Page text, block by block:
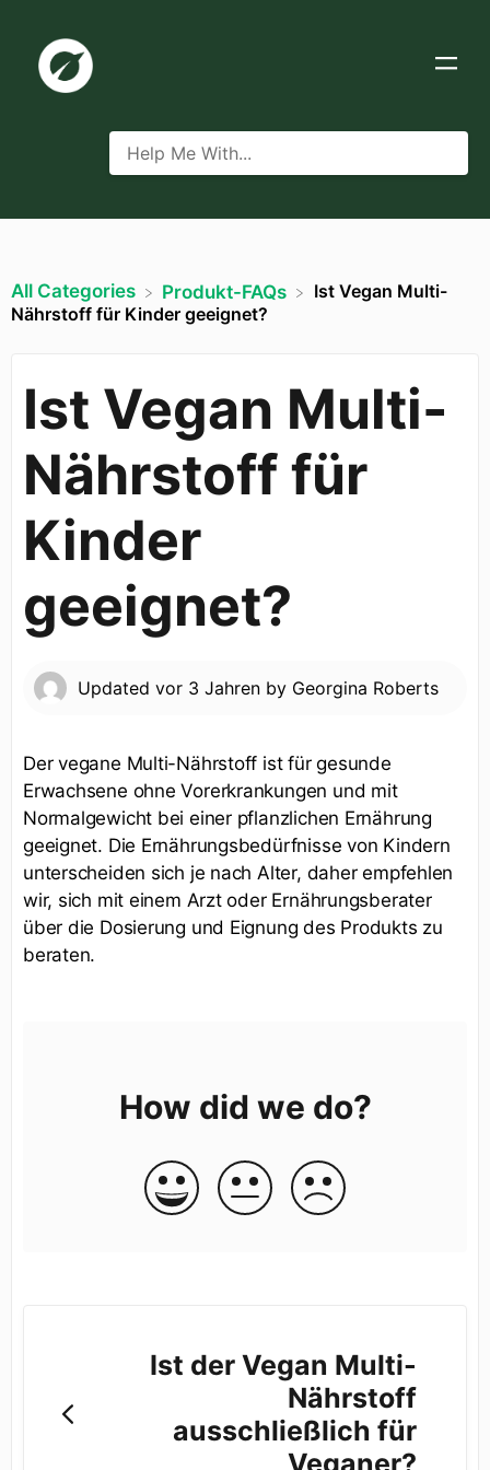
All Categories ​Produkt-FAQs
Ist Vegan Multi-
Nährstoff für Kinder geeignet?
Ist Vegan Multi-
Nährstoff für
Kinder
geeignet?
Updated vor 3 Jahren by Georgina Roberts
Der vegane Multi-Nährstoff ist für gesunde
Erwachsene ohne Vorerkrankungen und mit
Normalgewicht bei einer pflanzlichen Ernährung
geeignet. Die Ernährungsbedürfnisse von Kindern
unterscheiden sich je nach Alter, daher empfehlen
wir, sich mit einem Arzt oder Ernährungsberater
über die Dosierung und Eignung des Produkts zu
beraten.
How did we do?
Ist der Vegan Multi-
Nährstoff
ausschließlich für
Veganer?